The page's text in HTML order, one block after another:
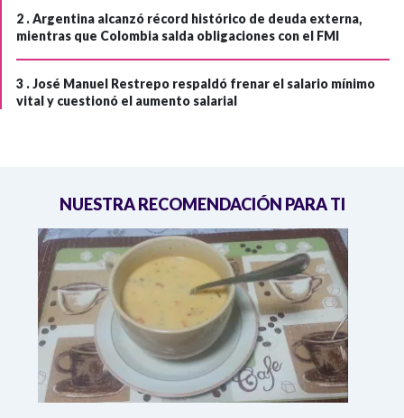
2 .Argentina alcanzó récord histórico de deuda externa,
mientras que Colombia salda obligaciones con el FMI
3 .José Manuel Restrepo respaldó frenar el salario mínimo
vital y cuestionó el aumento salarial
NUESTRA RECOMENDACIÓN PARA TI